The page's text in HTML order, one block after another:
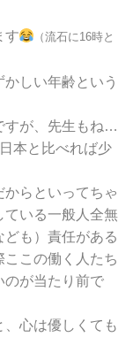
す
（流石に16時と
しい年齢という
すが、先生もね…
本と比べれば少
らといってちゃ
ている一般人全無
も）責任がある
この働く人たち
のが当たり前で
心は優しくても